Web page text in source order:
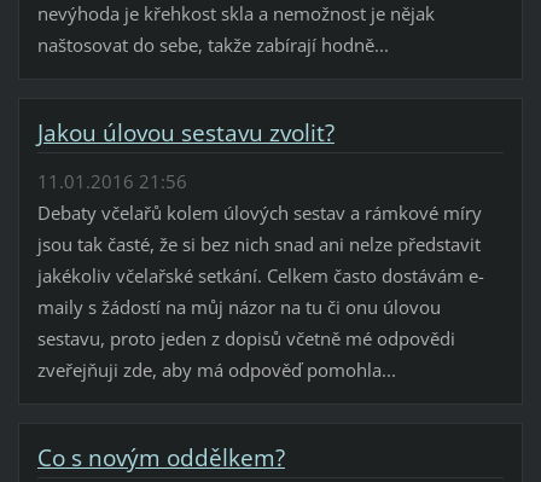
nevýhoda je křehkost skla a nemožnost je nějak
naštosovat do sebe, takže zabírají hodně...
Jakou úlovou sestavu zvolit?
11.01.2016 21:56
Debaty včelařů kolem úlových sestav a rámkové míry
jsou tak časté, že si bez nich snad ani nelze představit
jakékoliv včelařské setkání. Celkem často dostávám e-
maily s žádostí na můj názor na tu či onu úlovou
sestavu, proto jeden z dopisů včetně mé odpovědi
zveřejňuji zde, aby má odpověď pomohla...
Co s novým oddělkem?